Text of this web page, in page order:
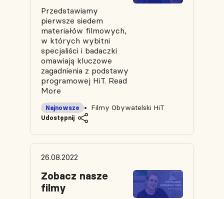
Przedstawiamy
pierwsze siedem
materiałów filmowych,
w których wybitni
specjaliści i badaczki
omawiają kluczowe
zagadnienia z podstawy
programowej HiT. Read
More
Filmy Obywatelski HiT
Najnowsze
Udostępnij
26.08.2022
Zobacz nasze
filmy